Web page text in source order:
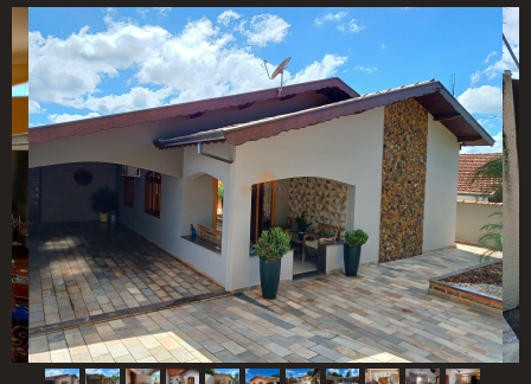
Cadastre
seu
Imóvel
Simulador
Financeiro
Localização
Contato